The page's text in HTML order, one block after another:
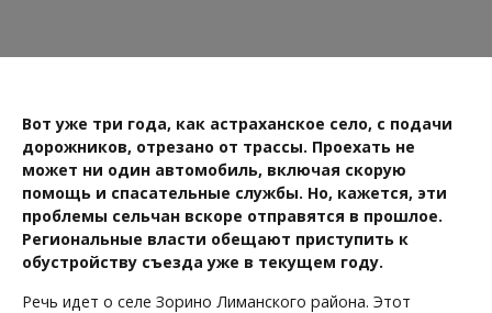
Вот уже три года, как астраханское село, с подачи
дорожников, отрезано от трассы. Проехать не
может ни один автомобиль, включая скорую
помощь и спасательные службы. Но, кажется, эти
проблемы сельчан вскоре отправятся в прошлое.
Региональные власти обещают приступить к
обустройству съезда уже в текущем году.
Речь идет о селе Зорино Лиманского района. Этот